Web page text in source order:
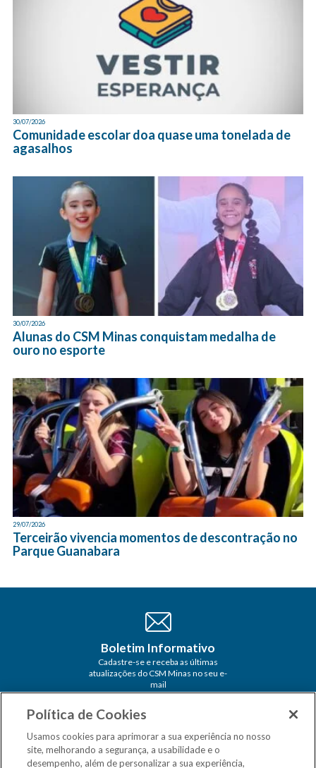
30/07/2026
Comunidade escolar doa quase uma tonelada de
agasalhos
30/07/2026
Alunas do CSM Minas conquistam medalha de
ouro no esporte
29/07/2026
Terceirão vivencia momentos de descontração no
Parque Guanabara
Boletim Informativo
Cadastre-se e receba as últimas
atualizações do CSM Minas no seu e-
mail
Política de Cookies
Usamos cookies para aprimorar a sua experiência no nosso
site, melhorando a segurança, a usabilidade e o
desempenho, além de personalizar a sua experiência,